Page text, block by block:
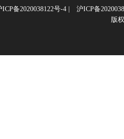
ICP备2020038122号-4| 沪ICP备
版